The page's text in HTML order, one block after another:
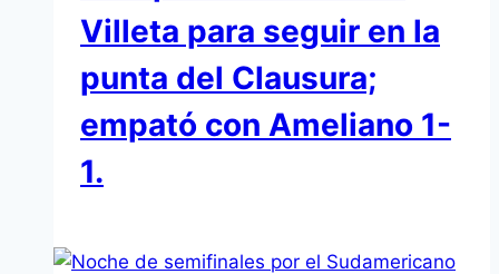
Villeta para seguir en la
punta del Clausura;
empató con Ameliano 1-
1.